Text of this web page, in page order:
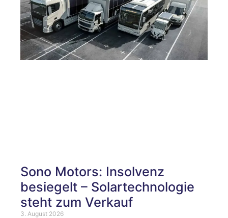
Sono Motors: Insolvenz
besiegelt – Solartechnologie
steht zum Verkauf
3. August 2026